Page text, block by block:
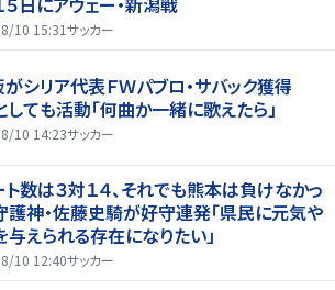
10 15:31サッカー
がシリア代表ＦＷパブロ・サバック獲得
ても活動「何曲か一緒に歌えたら」
10 14:23サッカー
ト数は３対１４、それでも熊本は負けなかっ
神・佐藤史騎が好守連発「県民に元気や
与えられる存在になりたい」
10 12:40サッカー